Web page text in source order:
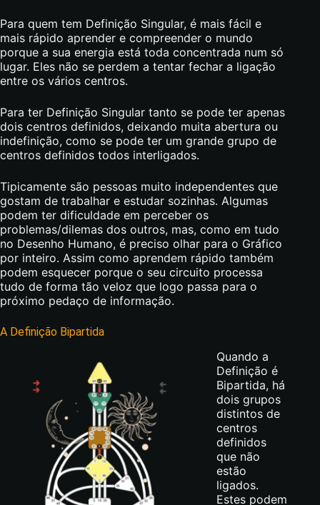
Para quem tem Definição Singular, é mais fácil e
mais rápido aprender e compreender o mundo
porque a sua energia está toda concentrada num só
lugar. Eles não se perdem a tentar fechar a ligação
entre os vários centros.
Para ter Definição Singular tanto se pode ter apenas
dois centros definidos, deixando muita abertura ou
indefinição, como se pode ter um grande grupo de
centros definidos todos interligados.
Tipicamente são pessoas muito independentes que
gostam de trabalhar e estudar sozinhas. Algumas
podem ter dificuldade em perceber os
problemas/dilemas dos outros, mas, como em tudo
no Desenho Humano, é preciso olhar para o Gráfico
por inteiro. Assim como aprendem rápido também
podem esquecer porque o seu circuito processa
tudo de forma tão veloz que logo passa para o
próximo pedaço de informação.
A Definição Bipartida
Quando a
Definição é
Bipartida, há
dois grupos
distintos de
centros
definidos
que não
estão
ligados.
Estes podem